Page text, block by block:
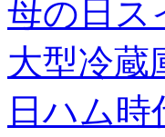
母の日ス
大型冷蔵
日ハム時